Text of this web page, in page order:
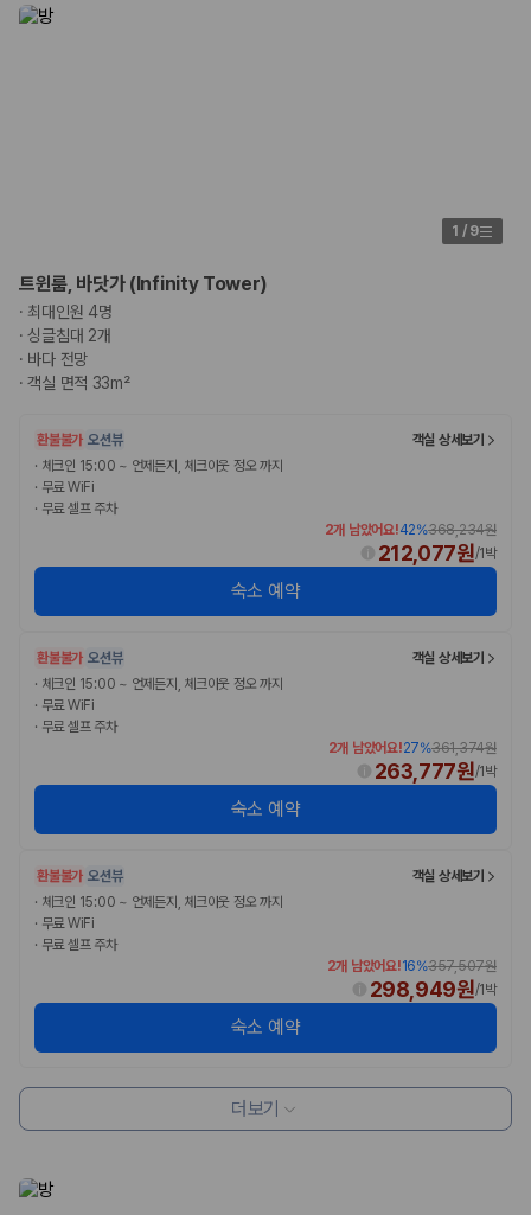
1 / 9
트윈룸, 바닷가 (Infinity Tower)
· 최대인원 4명
·싱글침대 2개
· 바다 전망
·객실 면적 33m²
환불불가 오션뷰
객실 상세보기
· 체크인 15:00 ~ 언제든지, 체크아웃 정오 까지
· 무료 WiFi
· 무료 셀프 주차
2개 남았어요!42%368,234원
212,077원/1박
숙소 예약
환불불가 오션뷰
객실 상세보기
· 체크인 15:00 ~ 언제든지, 체크아웃 정오 까지
· 무료 WiFi
· 무료 셀프 주차
2개 남았어요!27%361,374원
263,777원/1박
숙소 예약
환불불가 오션뷰
객실 상세보기
· 체크인 15:00 ~ 언제든지, 체크아웃 정오 까지
· 무료 WiFi
· 무료 셀프 주차
2개 남았어요!16%357,507원
298,949원/1박
숙소 예약
더보기